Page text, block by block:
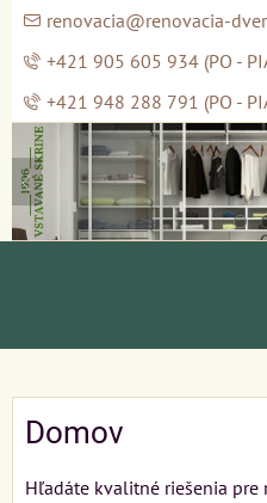
renovacia@renovacia-
+421 905 605 934 (PO -
+421 948 288 791 (PO -
Domov
Hľadáte kvalitné riešenia pre